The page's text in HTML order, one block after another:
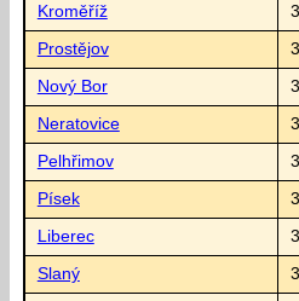
Kroměříž 3
Prostějov 3
Nový Bor 3
Neratovice 3
Pelhřimov 3
Písek 3
Liberec 3
Slaný 3